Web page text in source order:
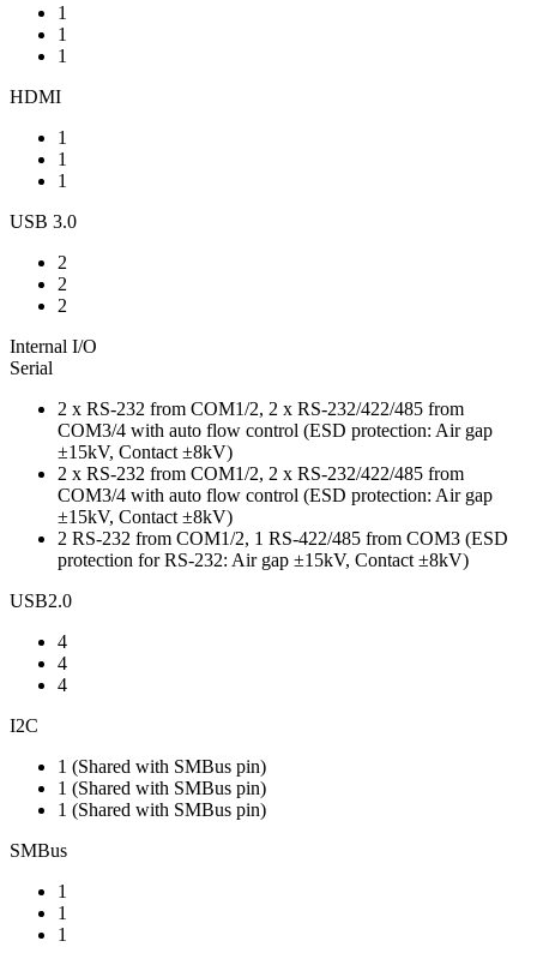
1
1
1
HDMI
1
1
1
USB 3.0
2
2
2
Internal I/O
Serial
2 x RS-232 from COM1/2, 2 x RS-232/422/485 from
COM3/4 with auto flow control (ESD protection: Air gap
±15kV, Contact ±8kV)
2 x RS-232 from COM1/2, 2 x RS-232/422/485 from
COM3/4 with auto flow control (ESD protection: Air gap
±15kV, Contact ±8kV)
2 RS-232 from COM1/2, 1 RS-422/485 from COM3 (ESD
protection for RS-232: Air gap ±15kV, Contact ±8kV)
USB2.0
4
4
4
I2C
1 (Shared with SMBus pin)
1 (Shared with SMBus pin)
1 (Shared with SMBus pin)
SMBus
1
1
1